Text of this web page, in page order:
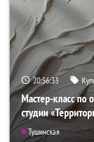
20:56:31
Мастер-класс по
студии
Тушинская